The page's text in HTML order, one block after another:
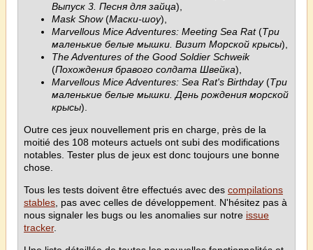
Выпуск 3. Песня для зайца),
Mask Show(Маски-шоу),
Marvellous Mice Adventures: Meeting Sea Rat(Три
маленькие белые мышки. Визит Морской крысы),
The Adventures of the Good Soldier Schweik
(Похождения бравого солдата Швейка),
Marvellous Mice Adventures: Sea Rat's Birthday(Три
маленькие белые мышки. День рождения морской
крысы).
Outre ces jeux nouvellement pris en charge, près de la
moitié des 108 moteurs actuels ont subi des modifications
notables. Tester plus de jeux est donc toujours une bonne
chose.
Tous les tests doivent être effectués avec des compilations
stables , pas avec celles de développement. N'hésitez pas à
nous signaler les bugs ou les anomalies sur notre issue
tracker.